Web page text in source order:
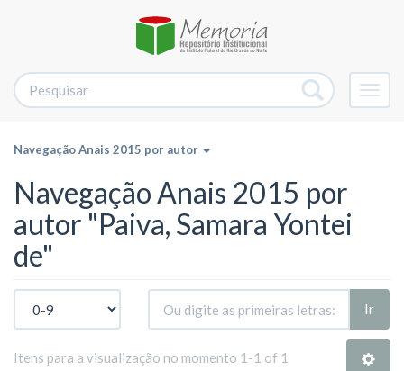
Navegação Anais 2015 por autor
Navegação Anais 2015 por
autor "Paiva, Samara Yontei
de"
Ir
Itens para a visualização no momento 1-1 of 1